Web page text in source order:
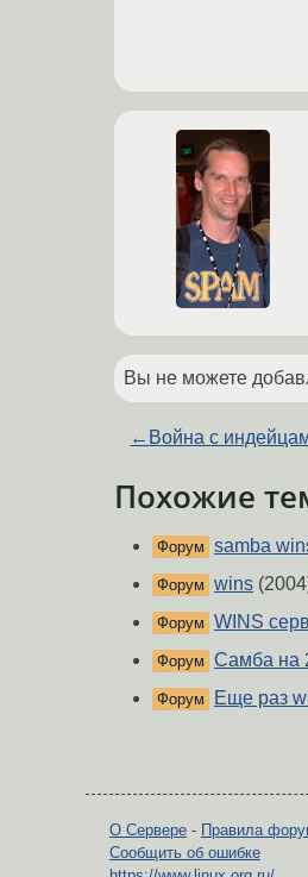
Вы не можете
← Война с
Похожие
Форум samba
Форум wins
Форум WINS
Форум Самба на
Форум Еще раз
О Сервере - Правила
Сообщить об ошибке